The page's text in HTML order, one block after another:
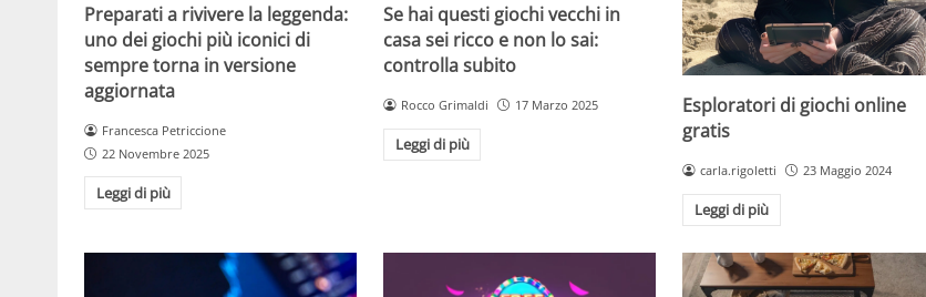
Preparati a rivivere la leggenda:
uno dei giochi più iconici di
sempre torna in versione
aggiornata
Francesca Petriccione
22 Novembre 2025
Leggi di più
Se hai questi giochi vecchi in
casa sei ricco e non lo sai:
controlla subito
Rocco Grimaldi 17 Marzo 2025
Leggi di più
Esploratori di giochi online
gratis
carla.rigoletti 23 Maggio 2024
Leggi di più